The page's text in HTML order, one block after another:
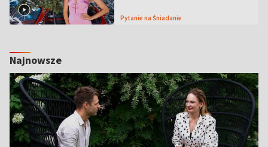
Pytanie na Śniadanie
Najnowsze